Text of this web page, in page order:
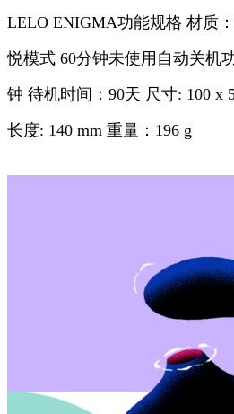
LELO ENIGMA功能规格 材质
悦模式 60分钟未使用自动关机
钟 待机时间：90天 尺寸: 100 x
长度: 140 mm 重量：196 g